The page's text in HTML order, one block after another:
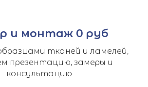
и монтаж 0 руб
тканей и ламелей,
презентацию, замеры и
консультацию